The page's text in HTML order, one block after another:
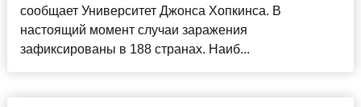
сообщает Университет Джонса Хопкинса. В
настоящий момент случаи заражения
зафиксированы в 188 странах. Наиб...